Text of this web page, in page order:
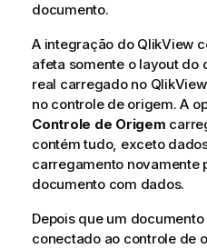
documento.
A integração do QlikView
afeta somente o layout do
real carregado no
no controle de origem. A
Controle de Origem
contém tudo, exceto
carregamento novamente
documento com dados.
Depois que um
conectado ao controle de